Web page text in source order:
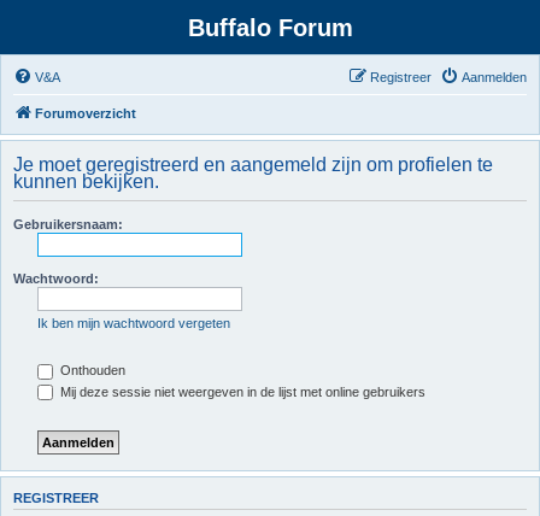
Buffalo Forum
V&A Aanmelden
Registreer
Forumoverzicht
Je moet geregistreerd en aangemeld zijn om profielen te
kunnen bekijken.
Gebruikersnaam:
Wachtwoord:
Ik ben mijn wachtwoord vergeten
Onthouden
Mij deze sessie niet weergeven in de lijst met online gebruikers
REGISTREER